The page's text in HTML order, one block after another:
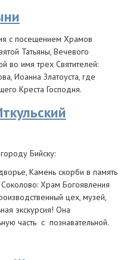
с посещением Храмов
Татьяны, Вечевого
во имя трех Святителей:
Иоанна Златоуста, где
Креста Господня.
Бийску:
Камень скорби в память
Храм Богоявления
цех, музей,
экскурсия! Она
часть с познавательной.